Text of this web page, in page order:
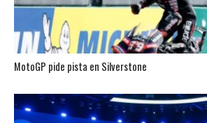
MotoGP pide pista en Silverstone